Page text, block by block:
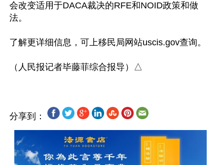
会改变适用于DACA裁决的RFE和NOID政策和做
法。
了解更详细信息，可上移民局网站uscis.gov查询。
分享到：